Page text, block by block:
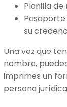
Planilla
su
Una vez que
nombre,
imprimes un
persona